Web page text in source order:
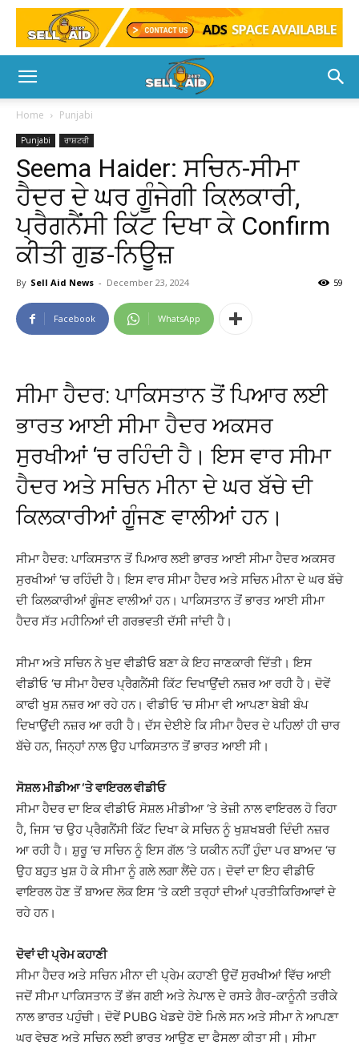
Home Punjabi
Punjabi ਰਾਸ਼ਟਰੀ
Seema Haider: ਸਚਿਨ-ਸੀਮਾ
ਹੈਦਰ ਦੇ ਘਰ ਗੂੰਜੇਗੀ ਕਿਲਕਾਰੀ,
ਪ੍ਰੈਗਨੈਂਸੀ ਕਿੱਟ ਦਿਖਾ ਕੇ Confirm
ਕੀਤੀ ਗੁਡ-ਨਿਊਜ਼
By Sell Aid News - December 23, 2024 59
Facebook WhatsApp
ਸੀਮਾ ਹੈਦਰ: ਪਾਕਿਸਤਾਨ ਤੋਂ ਪਿਆਰ ਲਈ
ਭਾਰਤ ਆਈ ਸੀਮਾ ਹੈਦਰ ਅਕਸਰ
ਸੁਰਖੀਆਂ ‘ਚ ਰਹਿੰਦੀ ਹੈ। ਇਸ ਵਾਰ ਸੀਮਾ
ਹੈਦਰ ਅਤੇ ਸਚਿਨ ਮੀਨਾ ਦੇ ਘਰ ਬੱਚੇ ਦੀ
ਕਿਲਕਾਰੀਆਂ ਗੂੰਜਣ ਵਾਲੀਆਂ ਹਨ।
ਸੀਮਾ ਹੈਦਰ: ਪਾਕਿਸਤਾਨ ਤੋਂ ਪਿਆਰ ਲਈ ਭਾਰਤ ਆਈ ਸੀਮਾ ਹੈਦਰ ਅਕਸਰ
ਸੁਰਖੀਆਂ ‘ਚ ਰਹਿੰਦੀ ਹੈ। ਇਸ ਵਾਰ ਸੀਮਾ ਹੈਦਰ ਅਤੇ ਸਚਿਨ ਮੀਨਾ ਦੇ ਘਰ ਬੱਚੇ
ਦੀ ਕਿਲਕਾਰੀਆਂ ਗੂੰਜਣ ਵਾਲੀਆਂ ਹਨ। ਪਾਕਿਸਤਾਨ ਤੋਂ ਭਾਰਤ ਆਈ ਸੀਮਾ
ਹੈਦਰ ਸੱਤ ਮਹੀਨਿਆਂ ਦੀ ਗਰਭਵਤੀ ਦੱਸੀ ਜਾਂਦੀ ਹੈ।
ਸੀਮਾ ਅਤੇ ਸਚਿਨ ਨੇ ਖੁਦ ਵੀਡੀਓ ਬਣਾ ਕੇ ਇਹ ਜਾਣਕਾਰੀ ਦਿੱਤੀ। ਇਸ
ਵੀਡੀਓ ‘ਚ ਸੀਮਾ ਹੈਦਰ ਪ੍ਰੈਗਨੈਂਸੀ ਕਿੱਟ ਦਿਖਾਉਂਦੀ ਨਜ਼ਰ ਆ ਰਹੀ ਹੈ। ਦੋਵੇਂ
ਕਾਫੀ ਖੁਸ਼ ਨਜ਼ਰ ਆ ਰਹੇ ਹਨ। ਵੀਡੀਓ ‘ਚ ਸੀਮਾ ਵੀ ਆਪਣਾ ਬੇਬੀ ਬੰਪ
ਦਿਖਾਉਂਦੀ ਨਜ਼ਰ ਆ ਰਹੀ ਹੈ। ਦੱਸ ਦੇਈਏ ਕਿ ਸੀਮਾ ਹੈਦਰ ਦੇ ਪਹਿਲਾਂ ਹੀ ਚਾਰ
ਬੱਚੇ ਹਨ, ਜਿਨ੍ਹਾਂ ਨਾਲ ਉਹ ਪਾਕਿਸਤਾਨ ਤੋਂ ਭਾਰਤ ਆਈ ਸੀ।
ਸੋਸ਼ਲ ਮੀਡੀਆ ‘ਤੇ ਵਾਇਰਲ ਵੀਡੀਓ
ਸੀਮਾ ਹੈਦਰ ਦਾ ਇਕ ਵੀਡੀਓ ਸੋਸ਼ਲ ਮੀਡੀਆ ‘ਤੇ ਤੇਜ਼ੀ ਨਾਲ ਵਾਇਰਲ ਹੋ ਰਿਹਾ
ਹੈ, ਜਿਸ ‘ਚ ਉਹ ਪ੍ਰੈਗਨੈਂਸੀ ਕਿੱਟ ਦਿਖਾ ਕੇ ਸਚਿਨ ਨੂੰ ਖੁਸ਼ਖਬਰੀ ਦਿੰਦੀ ਨਜ਼ਰ
ਆ ਰਹੀ ਹੈ। ਸ਼ੁਰੂ ‘ਚ ਸਚਿਨ ਨੂੰ ਇਸ ਗੱਲ ‘ਤੇ ਯਕੀਨ ਨਹੀਂ ਹੁੰਦਾ ਪਰ ਬਾਅਦ ‘ਚ
ਉਹ ਬਹੁਤ ਖੁਸ਼ ਹੋ ਕੇ ਸੀਮਾ ਨੂੰ ਗਲੇ ਲਗਾ ਲੈਂਦੇ ਹਨ। ਦੋਵਾਂ ਦਾ ਇਹ ਵੀਡੀਓ
ਵਾਇਰਲ ਹੋਣ ਤੋਂ ਬਾਅਦ ਲੋਕ ਇਸ ‘ਤੇ ਕਈ ਤਰ੍ਹਾਂ ਦੀਆਂ ਪ੍ਰਤੀਕਿਰਿਆਵਾਂ ਦੇ
ਰਹੇ ਹਨ।
ਦੋਵਾਂ ਦੀ ਪ੍ਰੇਮ ਕਹਾਣੀ
ਸੀਮਾ ਹੈਦਰ ਅਤੇ ਸਚਿਨ ਮੀਨਾ ਦੀ ਪ੍ਰੇਮ ਕਹਾਣੀ ਉਦੋਂ ਸੁਰਖੀਆਂ ਵਿੱਚ ਆਈ
ਜਦੋਂ ਸੀਮਾ ਪਾਕਿਸਤਾਨ ਤੋਂ ਭੱਜ ਗਈ ਅਤੇ ਨੇਪਾਲ ਦੇ ਰਸਤੇ ਗੈਰ-ਕਾਨੂੰਨੀ ਤਰੀਕੇ
ਨਾਲ ਭਾਰਤ ਪਹੁੰਚੀ। ਦੋਵੇਂ PUBG ਖੇਡਦੇ ਹੋਏ ਮਿਲੇ ਸਨ ਅਤੇ ਸੀਮਾ ਨੇ ਆਪਣਾ
ਘਰ ਵੇਚਣ ਅਤੇ ਸਚਿਨ ਲਈ ਭਾਰਤ ਆਉਣ ਦਾ ਫੈਸਲਾ ਕੀਤਾ ਸੀ। ਸੀਮਾ